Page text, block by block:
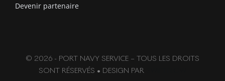
Devenir partenaire
© 2026 - PORT NAVY SERVICE – TOUS LES DROITS
SONT RÉSERVÉS • DESIGN PAR